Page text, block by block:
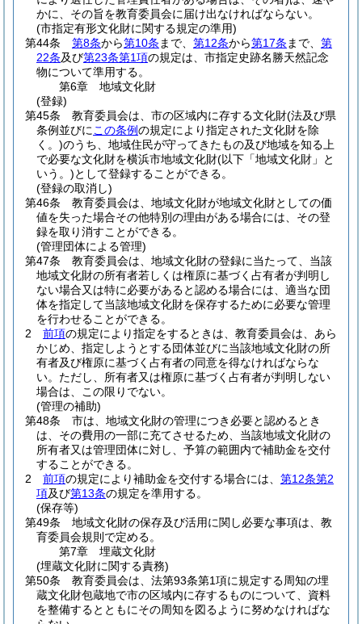
かに、その旨を教育委員会に届け出なければならない。
(市指定有形文化財に関する規定の準用)
第44条
第8条から第10条 まで、 第12条から第17条 まで、 第
22条及び第23条第1項の規定は、市指定史跡名勝天然記念
物について準用する。
第6章
地域文化財
(登録)
第45条
教育委員会は、市の区域内に存する文化財(法及び県
条例並びに この条例の規定により指定された文化財を除
く。)のうち、地域住民が守ってきたもの及び地域を知る上
で必要な文化財を横浜市地域文化財(以下「地域文化財」と
いう。)として登録することができる。
(登録の取消し)
第46条
教育委員会は、地域文化財が地域文化財としての価
値を失った場合その他特別の理由がある場合には、その登
録を取り消すことができる。
(管理団体による管理)
第47条
教育委員会は、地域文化財の登録に当たって、当該
地域文化財の所有者若しくは権原に基づく占有者が判明し
ない場合又は特に必要があると認める場合には、適当な団
体を指定して当該地域文化財を保存するために必要な管理
を行わせることができる。
2
前項の規定により指定をするときは、教育委員会は、あら
かじめ、指定しようとする団体並びに当該地域文化財の所
有者及び権原に基づく占有者の同意を得なければならな
い。 ただし、所有者又は権原に基づく占有者が判明しない
場合は、この限りでない。
(管理の補助)
第48条
市は、地域文化財の管理につき必要と認めるとき
は、その費用の一部に充てさせるため、当該地域文化財の
所有者又は管理団体に対し、予算の範囲内で補助金を交付
することができる。
2
前項の規定により補助金を交付する場合には、 第12条第2
項及び第13条の規定を準用する。
(保存等)
第49条
地域文化財の保存及び活用に関し必要な事項は、教
育委員会規則で定める。
第7章
埋蔵文化財
(埋蔵文化財に関する責務)
第50条
教育委員会は、法第93条第1項に規定する周知の埋
蔵文化財包蔵地で市の区域内に存するものについて、資料
を整備するとともにその周知を図るように努めなければな